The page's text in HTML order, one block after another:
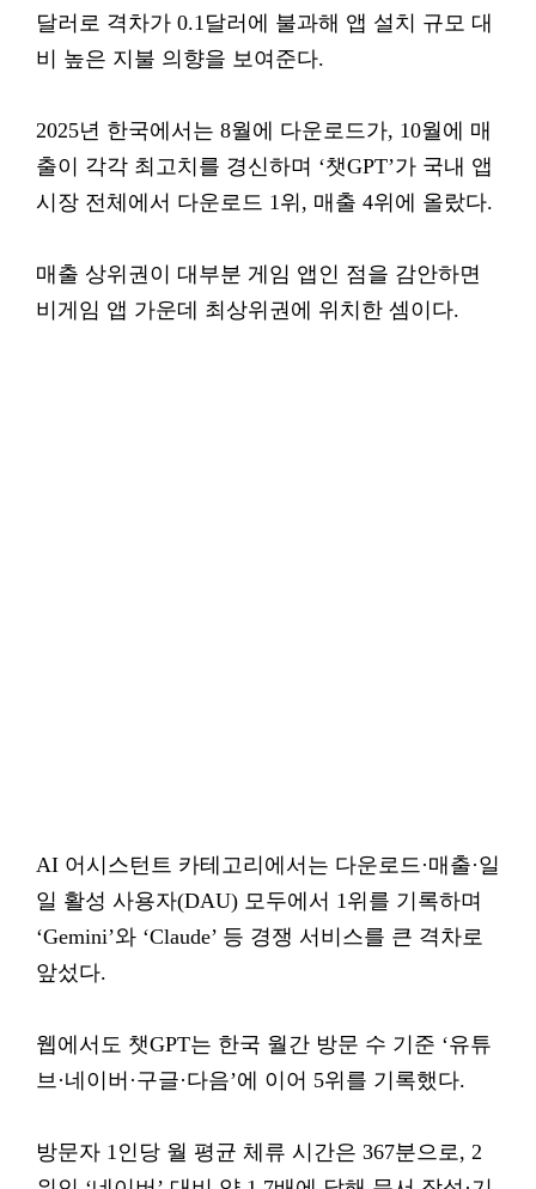
달러로 격차가 0.1달러에 불과해 앱 설치 규모 대
비 높은 지불 의향을 보여준다.
2025년 한국에서는 8월에 다운로드가, 10월에 매
출이 각각 최고치를 경신하며 ‘챗GPT’가 국내 앱
시장 전체에서 다운로드 1위, 매출 4위에 올랐다.
매출 상위권이 대부분 게임 앱인 점을 감안하면
비게임 앱 가운데 최상위권에 위치한 셈이다.
AI 어시스턴트 카테고리에서는 다운로드·매출·일
일 활성 사용자(DAU) 모두에서 1위를 기록하며
‘Gemini’와 ‘Claude’ 등 경쟁 서비스를 큰 격차로
앞섰다.
웹에서도 챗GPT는 한국 월간 방문 수 기준 ‘유튜
브·네이버·구글·다음’에 이어 5위를 기록했다.
방문자 1인당 월 평균 체류 시간은 367분으로, 2